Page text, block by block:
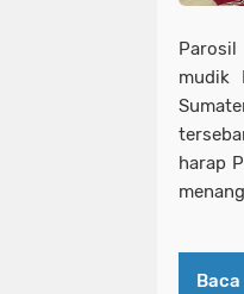
mudik
harap